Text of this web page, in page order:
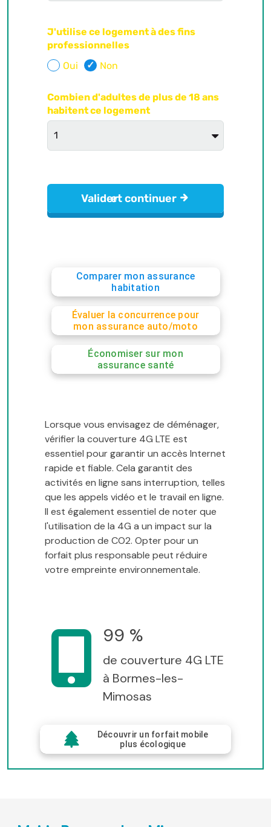
Comparer mon assurance
habitation
Évaluer la concurrence pour
mon assurance auto/moto
Économiser sur mon
assurance santé
Lorsque vous envisagez de déménager,
vérifier la couverture 4G LTE est
essentiel pour garantir un accès Internet
rapide et fiable. Cela garantit des
activités en ligne sans interruption, telles
que les appels vidéo et le travail en ligne.
Il est également essentiel de noter que
l'utilisation de la 4G a un impact sur la
production de CO2. Opter pour un
forfait plus responsable peut réduire
votre empreinte environnementale.
99 %
de couverture 4G LTE
à Bormes-les-
Mimosas
Découvrir un forfait mobile
plus écologique